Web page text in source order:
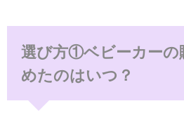
選び方①ベビーカーの
めたのはいつ？